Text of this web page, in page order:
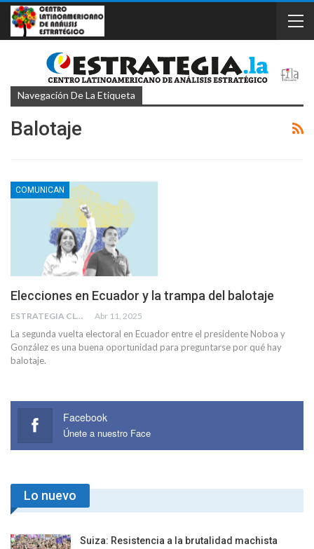
Navegación De La Etiqueta
Balotaje
COMUNICAN
Elecciones en Ecuador y la trampa del balotaje
ESTRATEGIA CLAE Abr 11, 2025
La segunda vuelta electoral en Ecuador entre el presidente Noboa y
González es una buena oportunidad para preguntarse por qué hay
balotaje.
Facebook
Únete a nuestro Face
Lo nuevo
Suiza: Resistencia a la brutalidad machista